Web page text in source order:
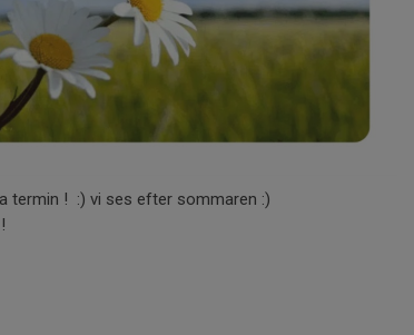
termin ! :) vi ses efter sommaren :)